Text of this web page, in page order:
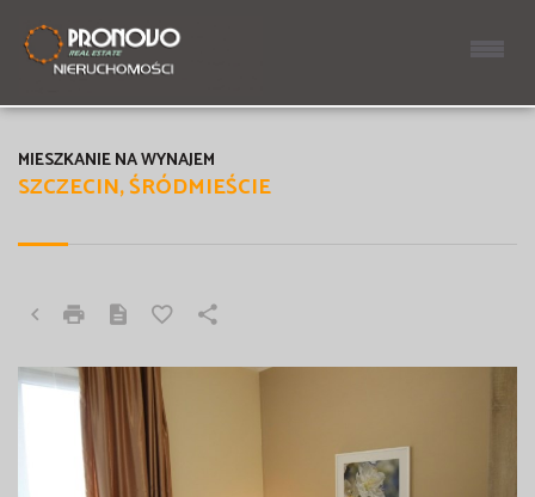
SZCZECIN, ŚRÓDMIEŚCIE
MIESZKANIE NA WYNAJEM